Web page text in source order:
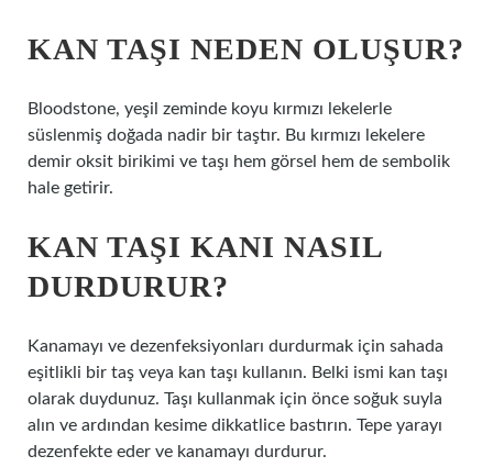
KAN TAŞI NEDEN OLUŞUR?
Bloodstone, yeşil zeminde koyu kırmızı lekelerle
süslenmiş doğada nadir bir taştır. Bu kırmızı lekelere
demir oksit birikimi ve taşı hem görsel hem de sembolik
hale getirir.
KAN TAŞI KANI NASIL
DURDURUR?
Kanamayı ve dezenfeksiyonları durdurmak için sahada
eşitlikli bir taş veya kan taşı kullanın. Belki ismi kan taşı
olarak duydunuz. Taşı kullanmak için önce soğuk suyla
alın ve ardından kesime dikkatlice bastırın. Tepe yarayı
dezenfekte eder ve kanamayı durdurur.